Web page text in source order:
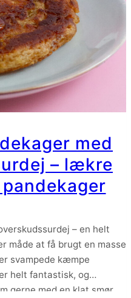
med
– lækre
– en helt
måde at få brugt en masse
svampede kæmpe
helt fantastisk, og
gerne med en klat smør